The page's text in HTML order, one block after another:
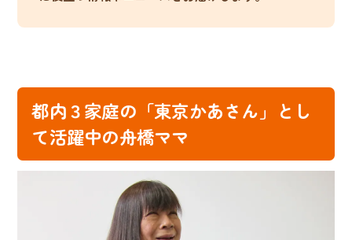
都内３家庭の「東京かあさん」とし
て活躍中の舟橋ママ